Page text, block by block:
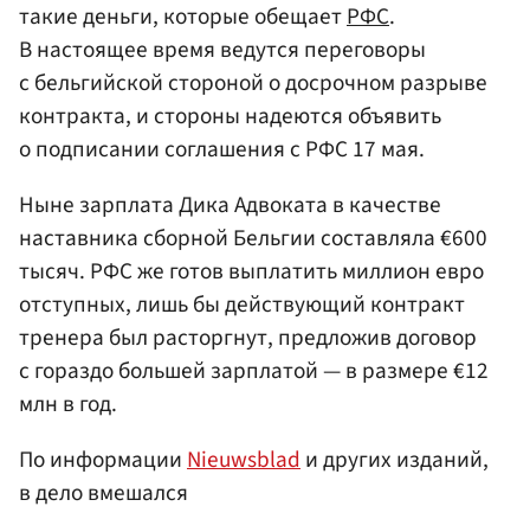
такие деньги, которые обещаетРФС.
В настоящее время ведутся переговоры
с бельгийской стороной о досрочном разрыве
контракта, и стороны надеются объявить
о подписании соглашения с РФС 17 мая.
Ныне зарплата Дика Адвоката в качестве
наставника сборной Бельгии составляла €600
тысяч. РФС же готов выплатить миллион евро
отступных, лишь бы действующий контракт
тренера был расторгнут, предложив договор
с гораздо большей зарплатой — в размере €12
млн в год.
По информацииNieuwsbladи других изданий,
в дело вмешался